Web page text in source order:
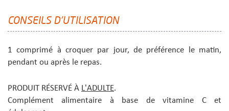
CONSEILS D'UTILISATION
1 comprimé à croquer par jour, de préférence le matin,
pendant ou après le repas.
PRODUIT RÉSERVÉ À L'ADULTE.
Complément alimentaire à base de vitamine C et